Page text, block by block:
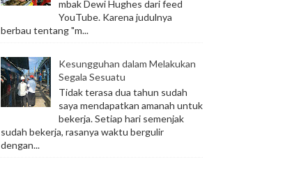
mbak Dewi Hughes dari feed
YouTube. Karena judulnya
berbau tentang "m...
Kesungguhan dalam Melakukan
Segala Sesuatu
Tidak terasa dua tahun sudah
saya mendapatkan amanah untuk
bekerja. Setiap hari semenjak
sudah bekerja, rasanya waktu bergulir
dengan...